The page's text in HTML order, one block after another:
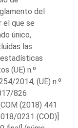
del
el que se
único,
las
estadísticas
(UE) n.º
2014, (UE) n.º
826
(2018) 441
0231 (COD)]